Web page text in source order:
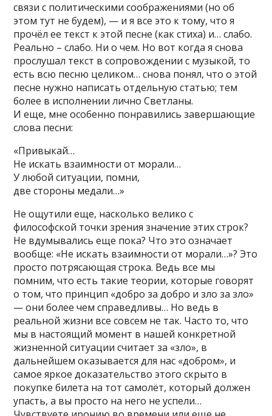
связи с политическими соображениями (но об
этом тут не будем), — и я все это к тому, что я
прочёл ее текст к этой песне (как стиха) и… слабо.
Реально – слабо. Ни о чем. Но вот когда я снова
прослушал текст в сопровождении с музыкой, то
есть всю песню целиком… снова понял, что о этой
песне нужно написать отдельную статью; тем
более в исполнении лично Светланы.
И еще, мне особенно понравились завершающие
слова песни:
«Привыкай…
Не искать взаимности от морали…
У любой ситуации, помни,
две стороны медали…»
Не ощутили еще, насколько велико с
философской точки зрения значение этих строк?
Не вдумывались еще пока? Что это означает
вообще: «Не искать взаимности от морали…»? Это
просто потрясающая строка. Ведь все мы
помним, что есть такие теории, которые говорят
о том, что принцип «добро за добро и зло за зло»
— они более чем справедливы… Но ведь в
реальной жизни все совсем не так. Часто то, что
мы в настоящий момент в нашей конкретной
жизненной ситуации считает за «зло», в
дальнейшем оказывается для нас «добром», и
самое яркое доказательство этого скрыто в
покупке билета на тот самолёт, который должен
упасть, а вы просто на него не успели…